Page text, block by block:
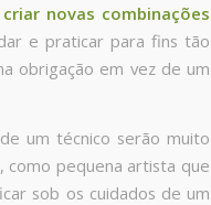
novas combinações
e praticar para fins tão
obrigação em vez de um
um técnico serão muito
como pequena artista que
sob os cuidados de um